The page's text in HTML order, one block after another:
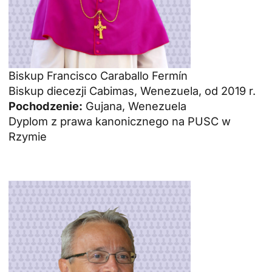
Biskup Francisco Caraballo Fermín
Biskup diecezji Cabimas, Wenezuela, od 2019 r.
Pochodzenie: Gujana, Wenezuela
Dyplom z prawa kanonicznego na PUSC w
Rzymie